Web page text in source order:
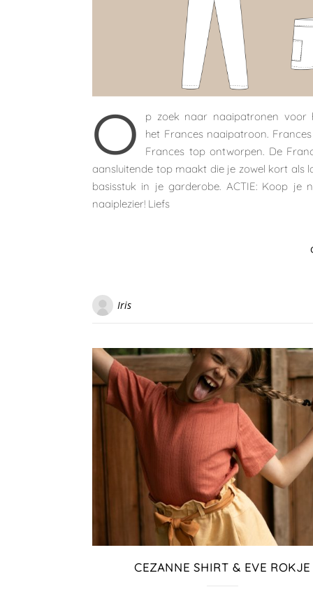
O
p zoek naar naaipatronen voor
het Frances naaipatroon.
Frances top ontworpen. De
aansluitende top maakt die je zowel kort als
basisstuk in je garderobe. ACTIE: Koop
naaiplezier! Liefs
Iris
CEZANNE SHIRT & EVE ROKJE